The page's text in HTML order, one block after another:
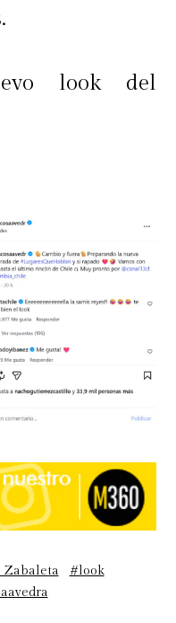
look del
Zabaleta
#look